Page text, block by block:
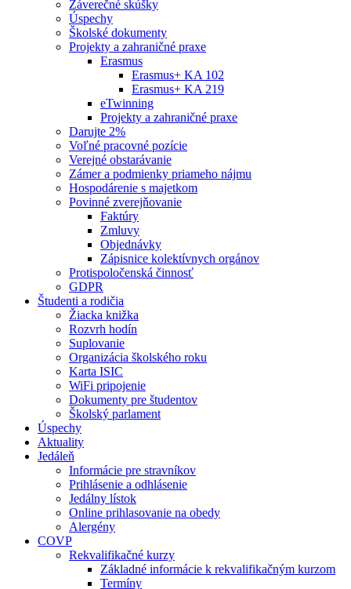
Záverečné skúšky
Úspechy
Školské dokumenty
Projekty a zahraničné praxe
Erasmus
Erasmus+ KA 102
Erasmus+ KA 219
eTwinning
Projekty a zahraničné praxe
Darujte 2%
Voľné pracovné pozície
Verejné obstarávanie
Zámer a podmienky priameho nájmu
Hospodárenie s majetkom
Povinné zverejňovanie
Faktúry
Zmluvy
Objednávky
Zápisnice kolektívnych orgánov
Protispoločenská činnosť
GDPR
Študenti a rodičia
Žiacka knižka
Rozvrh hodín
Suplovanie
Organizácia školského roku
Karta ISIC
WiFi pripojenie
Dokumenty pre študentov
Školský parlament
Úspechy
Aktuality
Jedáleň
Informácie pre stravníkov
Prihlásenie a odhlásenie
Jedálny lístok
Online prihlasovanie na obedy
Alergény
COVP
Rekvalifikačné kurzy
Základné informácie k rekvalifikačným kurzom
Termíny